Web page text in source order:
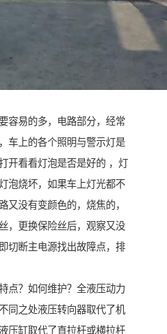
容易的多，电路部分，经常
车上的各个照明与警示灯是
开看看灯泡是否是好的 ，灯
泡烧坏，如果车上灯光都不
又没有变颜色的，烧焦的，
，更换保险丝后，观察又没
切断主电源找出故障点，排
点？如何维护？全液压动力
同之处液压转向器取代了机
压缸取代了直拉杆或横拉杆